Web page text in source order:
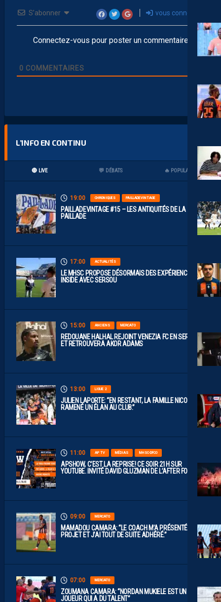
S’abonner vous connecter
Connectez-vous pour poster un commentaire
0 COMMENTAIRES
L’INFO EN CONTINU
🔴 LIVE 💬 DÉBATS 🔥 POPULAIRES
19:00 CHRONIQUES PAILLADEVINTAGE
PAILLADEVINTAGE #15 – LES ANTIQUITÉS DE LA
PAILLADE
17:00 ACTUALITÉS
LE MHSC PROPOSE DÉSORMAIS DES EXPÉRIENCES
INSIDE AVEC SERSOU
15:00 ANCIENS MERCATO
REDOUANE HALHAL REJOINT VENEZIA FC EN SERIE A
ET RETROUVERA AKOR ADAMS
13:00 LIGUE 2
JULIEN LAPORTE: “EN RESTANT, LA FAMILLE NICOLLIN A
RAMENÉ UN ÉLAN AU CLUB.”
11:00 AP TV MÉDIAS MHSC-DFCO
APSHOW, C’EST LA REPRISE! CE SOIR 21H SUR
YOUTUBE. INVITÉ DAVID GLUZMAN DE L’AFTER FOOT.
09:00 MERCATO
MAMADOU CAMARA: “LE COACH M’A PRÉSENTÉ LE
PROJET ET J’AI TOUT DE SUITE ADHÉRÉ.”
07:00 MERCATO
ZOUMANA CAMARA: “NORDAN MUKIELE EST UN
JOUEUR QUI A DU TALENT”